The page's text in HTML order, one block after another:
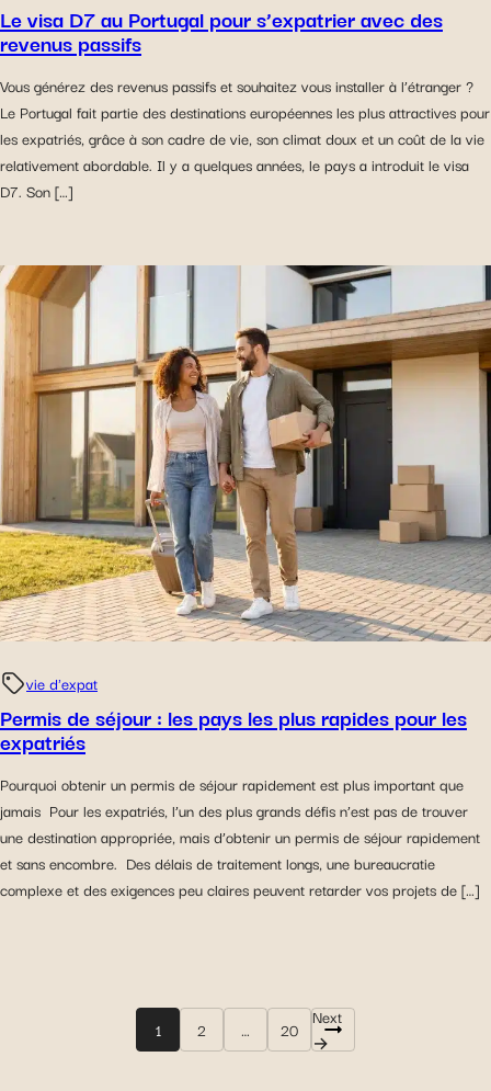
Le visa D7 au Portugal pour s’expatrier avec des
revenus passifs
Vous générez des revenus passifs et souhaitez vous installer à l’étranger ?
Le Portugal fait partie des destinations européennes les plus attractives pour
les expatriés, grâce à son cadre de vie, son climat doux et un coût de la vie
relativement abordable. Il y a quelques années, le pays a introduit le visa
D7. Son […]
vie d'expat
Permis de séjour : les pays les plus rapides pour les
expatriés
Pourquoi obtenir un permis de séjour rapidement est plus important que
jamais Pour les expatriés, l’un des plus grands défis n’est pas de trouver
une destination appropriée, mais d’obtenir un permis de séjour rapidement
et sans encombre. Des délais de traitement longs, une bureaucratie
complexe et des exigences peu claires peuvent retarder vos projets de […]
1 2 … 20
Next
→